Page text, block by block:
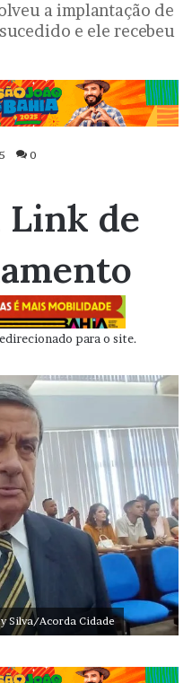
a implantação de
e ele recebeu
0
Link de
para o site.
Silva/Acorda Cidade